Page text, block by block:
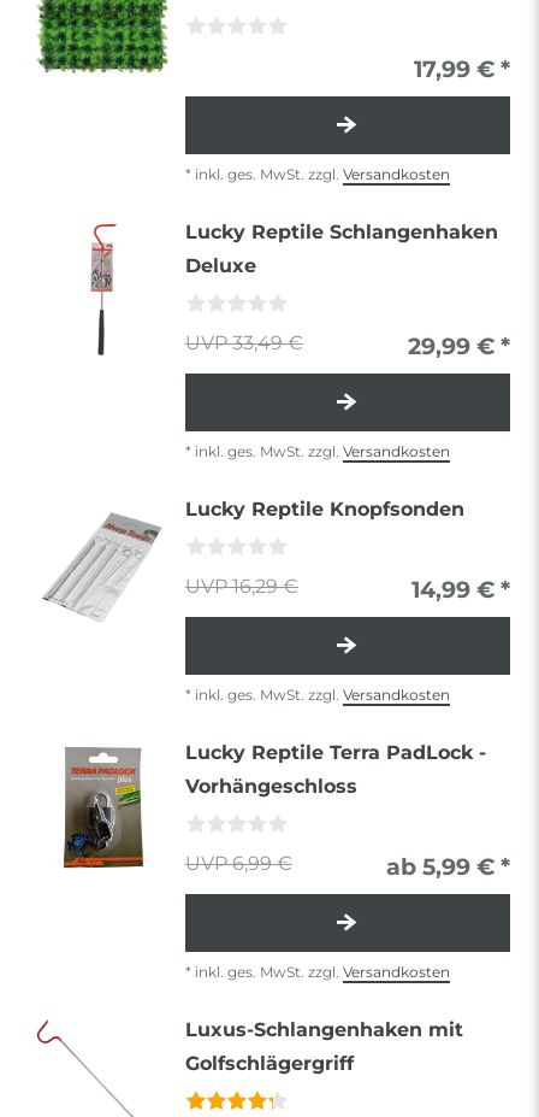
17,99 € *
* inkl. ges. MwSt. zzgl. Versandkosten
Lucky Reptile Schlangenhaken
Deluxe
33,49 € 29,99 € *
* inkl. ges. MwSt. zzgl. Versandkosten
Lucky Reptile Knopfsonden
16,29 € 14,99 € *
* inkl. ges. MwSt. zzgl. Versandkosten
Lucky Reptile Terra PadLock -
Vorhängeschloss
6,99 € ab 5,99 € *
* inkl. ges. MwSt. zzgl. Versandkosten
Luxus-Schlangenhaken mit
Golfschlägergriff